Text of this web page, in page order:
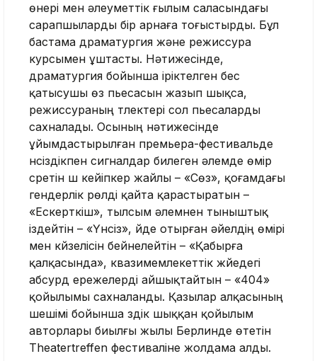
өнері мен әлеуметтік ғылым саласындағы
сарапшыларды бір арнаға тоғыстырды. Бұл
бастама драматургия және режиссура
курсымен ұштасты. Нәтижесінде,
драматургия бойынша іріктелген бес
қатысушы өз пьесасын жазып шықса,
режиссураның түлектері сол пьесаларды
сахналады. Осының нәтижесінде
ұйымдастырылған премьера-фестивальде
үнсіздікпен сигналдар билеген әлемде өмір
сүретін үш кейіпкер жайлы – «Сөз», қоғамдағы
гендерлік рөлді қайта қарастыратын –
«Ескерткіш», тылсым әлемнен тыныштық
іздейтін – «Үнсіз», үйде отырған әйелдің өмірі
мен күйзелісін бейнелейтін – «Қабырға
қалқасында», квазимемлекеттік жүйедегі
абсурд ережелерді айшықтайтын – «404»
қойылымы сахналанды. Қазылар алқасының
шешімі бойынша үздік шыққан қойылым
авторлары биылғы жылы Берлинде өтетін
Theatertreffen фестиваліне жолдама алды.